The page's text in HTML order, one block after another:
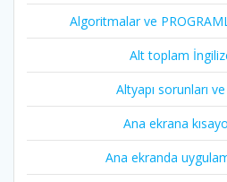
Algoritmalar ve
Alt toplam
Altyapı sorunları
Ana ekrana
Ana ekranda